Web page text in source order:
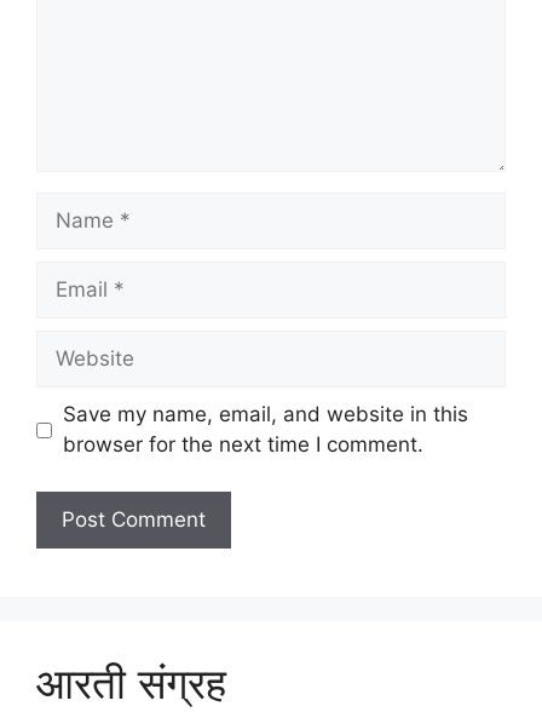
Name
Email
Website
Save my name, email, and website in this
browser for the next time I comment.
आरती संग्रह